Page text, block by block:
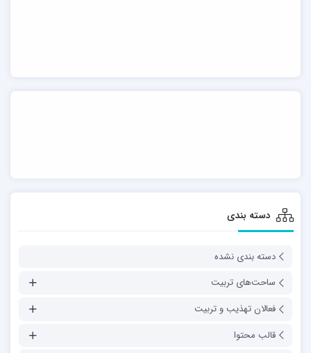
دسته بندی
دسته بندی نشده
ساحت‌های تربیت
فعالان تهذیب و تربیت
قالب محتوا